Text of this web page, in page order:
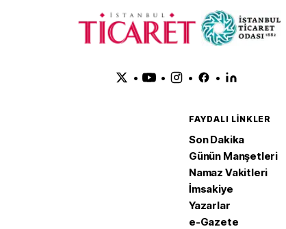
• • • •
FAYDALI LINKLER
Son Dakika
Günün Manşetleri
Namaz Vakitleri
İmsakiye
Yazarlar
e-Gazete